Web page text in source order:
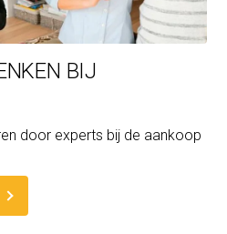
BIJ
door experts bij de aankoop